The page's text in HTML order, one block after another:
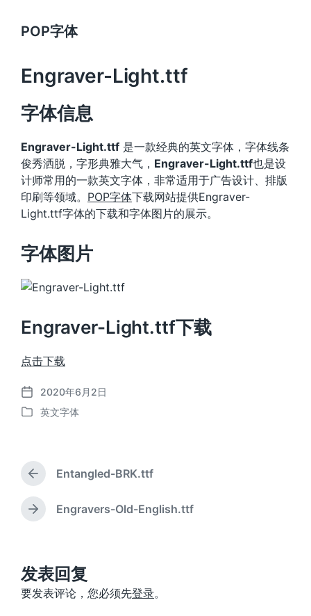
POP字体
Engraver-Light.ttf
字体信息
Engraver-Light.ttf 是一款经典的英文字体，字体线条
俊秀洒脱，字形典雅大气， Engraver-Light.ttf也是设
计师常用的一款英文字体，非常适用于广告设计、排版
印刷等领域。 POP字体下载网站提供Engraver-
Light.ttf字体的下载和字体图片的展示。
字体图片
Engraver-Light.ttf下载
点击下载
发
布
2020年6月2日
发
英文字体
上
篇
文
章
Entangled-BRK.ttf
下
：
Engravers-Old-English.ttf
发表回复
要发表评论，您必须先登录。